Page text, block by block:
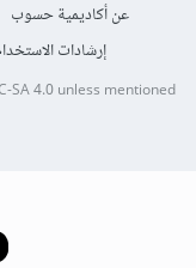
عن أكاديمية حسوب
إرشادات الاستخدام
SA 4.0unless mentioned